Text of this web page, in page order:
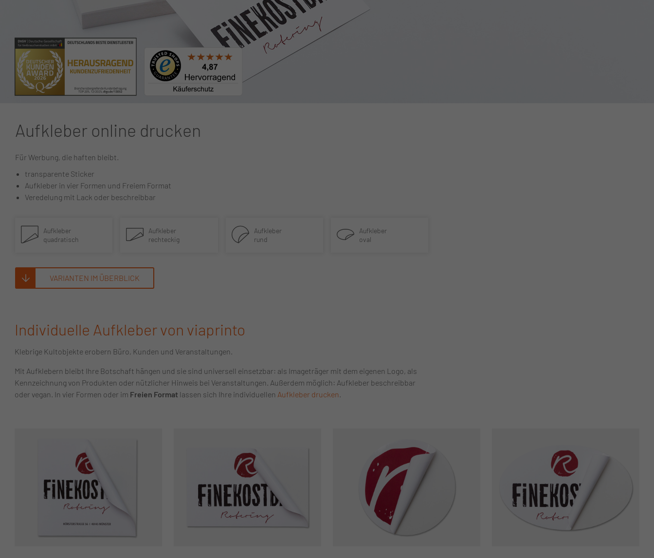
Aufkleber online drucken
Für Werbung, die haften bleibt.
transparente Sticker
Aufkleber in vier Formen und Freiem Format
Veredelung mit Lack oder beschreibbar
Aufkleber
quadratisch
Aufkleber
rechteckig
Aufkleber
rund
Aufkleber
oval
VARIANTEN IM ÜBERBLICK
Individuelle Aufkleber von viaprinto
Klebrige Kultobjekte erobern Büro, Kunden und Veranstaltungen.
Mit Aufklebern bleibt Ihre Botschaft hängen und sie sind universell einsetzbar: als Imageträger mit dem eigenen Logo, als
Kennzeichnung von Produkten oder nützlicher Hinweis bei Veranstaltungen. Außerdem möglich: Aufkleber beschreibbar
oder vegan. In vier Formen oder im Freien Format lassen sich Ihre individuellen Aufkleber drucken.